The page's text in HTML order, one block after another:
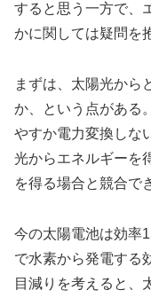
すると思う一方で、
かに関しては疑問を
まずは、太陽光から
か、という点がある
やすか電力変換しな
光からエネルギーを
を得る場合と競合で
今の太陽電池は効率
で水素から発電する
目減りを考えると、